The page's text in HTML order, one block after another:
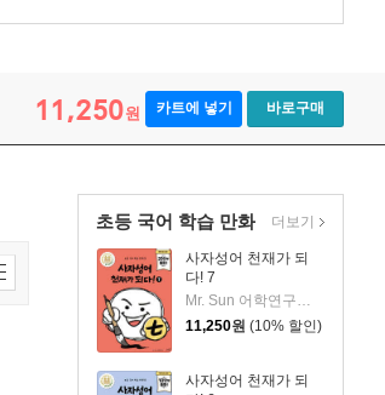
11,250원 카트에 넣기 바로구매
초등 국어 학습 만화
사자성어 천재가 되
다! 7
Mr. Sun 어학연구소 글
11,250원 (10% 할인)
사자성어 천재가 되
더보기